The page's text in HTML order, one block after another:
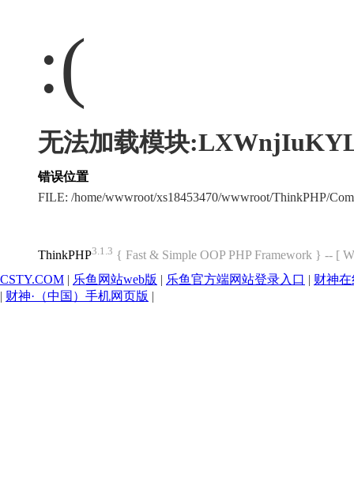
:(
无法加载模块
错误位置
FILE: /home/wwwroot/xs18453470/wwwroot/ThinkPHP/
ThinkPHP3.1.3 { Fast & Simple OOP PHP Framework } -- [
CSTY.COM | 乐鱼网站web版 | 乐鱼官方端网站登录入口 | 财神
| 财神·（中国）手机网页版 |